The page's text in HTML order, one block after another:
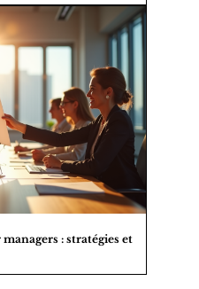
: stratégies et